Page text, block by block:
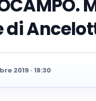
di
2019 · 18:30